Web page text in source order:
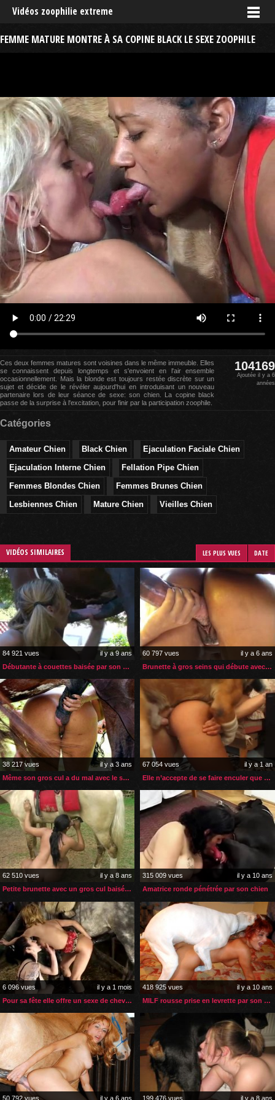
Vidéos zoophilie extreme
FEMME MATURE MONTRE À SA COPINE BLACK LE SEXE ZOOPHILE
Ces deux femmes matures sont voisines dans le même immeuble. Elles
se connaissent depuis longtemps et s'envoient en l'air ensemble
occasionnellement. Mais la blonde est toujours restée discrète sur un
sujet et décide de le révéler aujourd'hui en introduisant un nouveau
partenaire lors de leur séance de sexe: son chien. La copine black
passe de la surprise à l'excitation, pour finir par la participation zoophile.
104169
Ajoutée il y a 6
années
Catégories
Amateur Chien Black Chien
Ejaculation Faciale Chien
Ejaculation Interne Chien
Fellation Pipe Chien
Femmes Blondes Chien
Femmes Brunes Chien
Lesbiennes Chien
Mature Chien Vieilles Chien
VIDÉOS SIMILAIRES LES PLUS VUES DATE
84 921 vues
il y a 9 ans
Débutante à couettes baisée par son cheval
60 797 vues
il y a 6 ans
Brunette à gros seins qui débute avec une bite de cheval
38 217 vues
il y a 3 ans
Même son gros cul a du mal avec le sexe de son cheval
67 054 vues
il y a 1 an
Elle n’accepte de se faire enculer que par son chien
62 510 vues
il y a 8 ans
Petite brunette avec un gros cul baisée par son cheval
315 009 vues
il y a 10 ans
Amatrice ronde pénétrée par son chien
6 096 vues
il y a 1 mois
Pour sa fête elle offre un sexe de cheval à sa belle-mère
418 925 vues
il y a 10 ans
MILF rousse prise en levrette par son chien
50 792 vues il y a 6 ans 199 476 vues il y a 8 ans